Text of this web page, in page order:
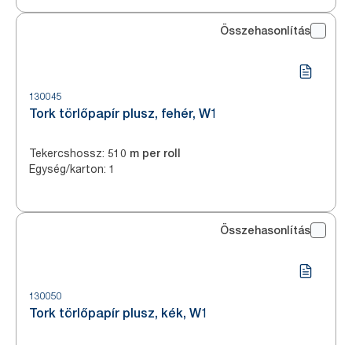
Összehasonlítás
130045
Tork törlőpapír plusz, fehér, W1
Tekercshossz: 510 m per roll
Egység/karton: 1
Összehasonlítás
130050
Tork törlőpapír plusz, kék, W1